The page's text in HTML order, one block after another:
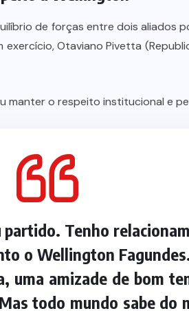
de forças entre dois aliados
Otaviano Pivetta
manter o respeito institucional e
partido. Tenho
o Wellington
uma amizade de bom
todo mundo sabe do